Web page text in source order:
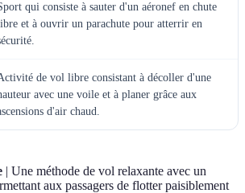
qui consiste à sauter d'un aéronef en chute
et à ouvrir un parachute pour atterrir en
de vol libre consistant à décoller d'une
avec une voile et à planer grâce aux
d'air chaud.
| Une méthode de vol relaxante avec un
aux passagers de flotter paisiblement